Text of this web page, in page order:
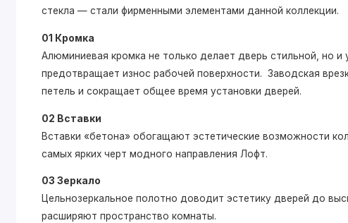
стекла — стали фирменными элементами данной коллекции.
01 Кромка
Алюминиевая кромка не только делает дверь стильной, но и
предотвращает износ рабочей поверхности. Заводская
петель и сокращает общее время установки дверей.
02 Вставки
Вставки «бетона» обогащают эстетические возможности
самых ярких черт модного направления Лофт.
03 Зеркало
Цельнозеркальное полотно доводит эстетику дверей до
расширяют пространство комнаты.